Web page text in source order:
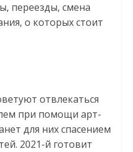
переезды, смена
о которых стоит
отвлекаться
при помощи арт-
для них спасением
2021-й готовит